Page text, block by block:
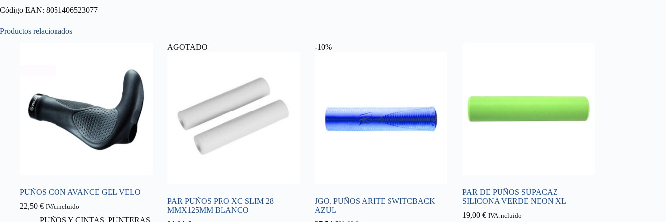
Código EAN: 8051406523077
Productos relacionados
PUÑOS CON AVANCE GEL VELO
22,50 € IVA incluido
PUÑOS Y CINTAS, PUNTERAS
AGOTADO
PAR PUÑOS PRO XC SLIM 28
MMX125MM BLANCO
-10%
JGO. PUÑOS ARITE SWITCBACK
AZUL
PAR DE PUÑOS SUPACAZ
SILICONA VERDE NEON XL
19,00 € IVA incluido